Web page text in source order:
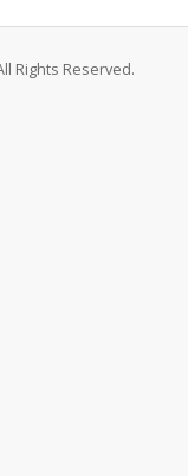
Rights Reserved.